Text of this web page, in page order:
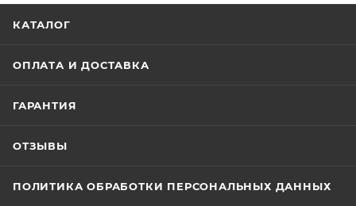
КАТАЛОГ
ОПЛАТА И ДОСТАВКА
ГАРАНТИЯ
ОТЗЫВЫ
ПОЛИТИКА ОБРАБОТКИ ПЕРСОНАЛЬНЫХ ДАННЫХ